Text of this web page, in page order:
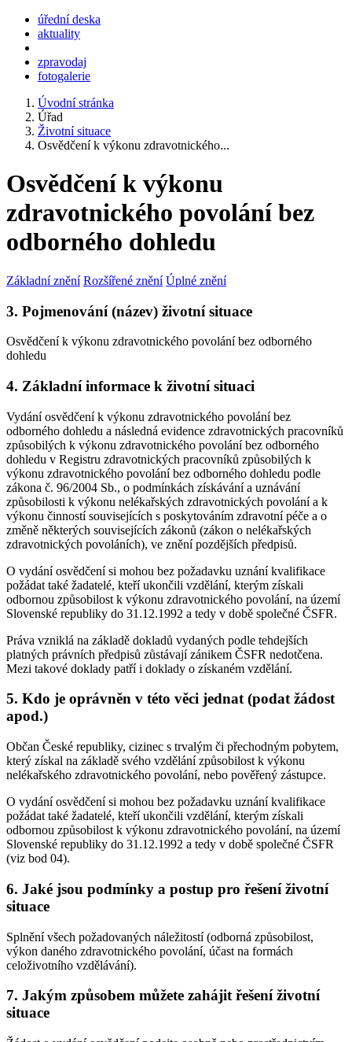
úřední deska
aktuality
zpravodaj
fotogalerie
Úvodní stránka
Úřad
Životní situace
Osvědčení k výkonu zdravotnického...
Osvědčení k výkonu
zdravotnického povolání bez
odborného dohledu
Základní znění Rozšířené znění Úplné znění
3. Pojmenování (název) životní situace
Osvědčení k výkonu zdravotnického povolání bez odborného
dohledu
4. Základní informace k životní situaci
Vydání osvědčení k výkonu zdravotnického povolání bez
odborného dohledu a následná evidence zdravotnických pracovníků
způsobilých k výkonu zdravotnického povolání bez odborného
dohledu v Registru zdravotnických pracovníků způsobilých k
výkonu zdravotnického povolání bez odborného dohledu podle
zákona č. 96/2004 Sb., o podmínkách získávání a uznávání
způsobilosti k výkonu nelékařských zdravotnických povolání a k
výkonu činností souvisejících s poskytováním zdravotní péče a o
změně některých souvisejících zákonů (zákon o nelékařských
zdravotnických povoláních), ve znění pozdějších předpisů.
O vydání osvědčení si mohou bez požadavku uznání kvalifikace
požádat také žadatelé, kteří ukončili vzdělání, kterým získali
odbornou způsobilost k výkonu zdravotnického povolání, na území
Slovenské republiky do 31.12.1992 a tedy v době společné ČSFR.
Práva vzniklá na základě dokladů vydaných podle tehdejších
platných právních předpisů zůstávají zánikem ČSFR nedotčena.
Mezi takové doklady patří i doklady o získaném vzdělání.
5. Kdo je oprávněn v této věci jednat (podat žádost
apod.)
Občan České republiky, cizinec s trvalým či přechodným pobytem,
který získal na základě svého vzdělání způsobilost k výkonu
nelékařského zdravotnického povolání, nebo pověřený zástupce.
O vydání osvědčení si mohou bez požadavku uznání kvalifikace
požádat také žadatelé, kteří ukončili vzdělání, kterým získali
odbornou způsobilost k výkonu zdravotnického povolání, na území
Slovenské republiky do 31.12.1992 a tedy v době společné ČSFR
(viz bod 04).
6. Jaké jsou podmínky a postup pro řešení životní
situace
Splnění všech požadovaných náležitostí (odborná způsobilost,
výkon daného zdravotnického povolání, účast na formách
celoživotního vzdělávání).
7. Jakým způsobem můžete zahájit řešení životní
situace